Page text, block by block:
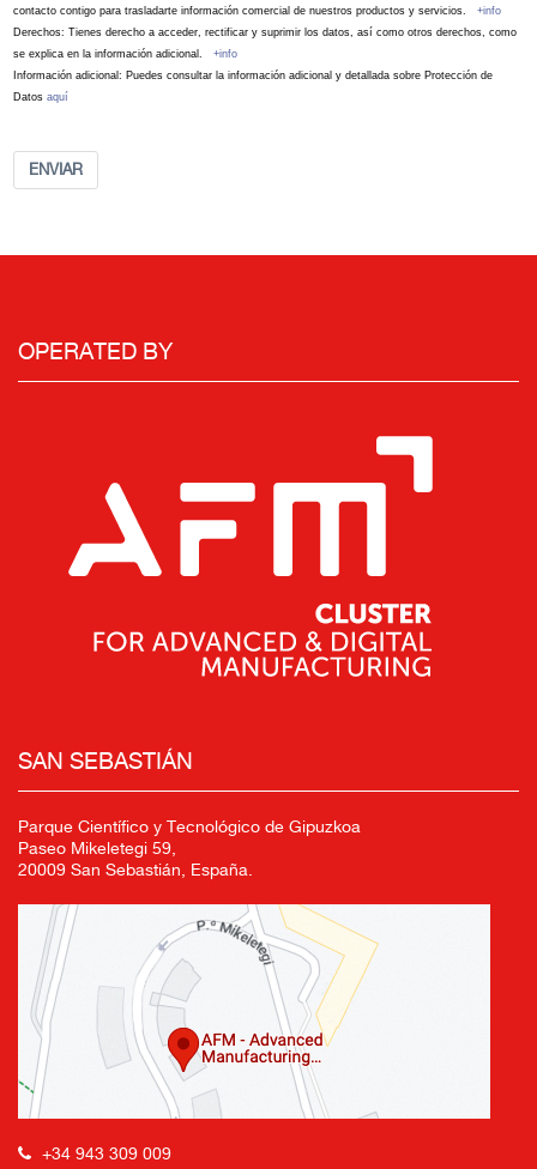
contacto contigo para trasladarte información comercial de nuestros productos y servicios. +info
Derechos: Tienes derecho a acceder, rectificar y suprimir los datos, así como otros derechos, como
se explica en la información adicional. +info
Información adicional: Puedes consultar la información adicional y detallada sobre Protección de
Datos aquí
ENVIAR
OPERATED BY
SAN SEBASTIÁN
Parque Científico y Tecnológico de Gipuzkoa
Paseo Mikeletegi 59,
20009 San Sebastián, España.
+34 943 309 009